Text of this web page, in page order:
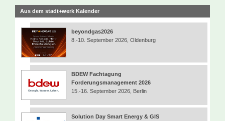
Aus dem stadt+werk Kalender
beyondgas2026
8.-10. September 2026, Oldenburg
BDEW Fachtagung
Forderungsmanagement 2026
15.-16. September 2026, Berlin
Solution Day Smart Energy & GIS